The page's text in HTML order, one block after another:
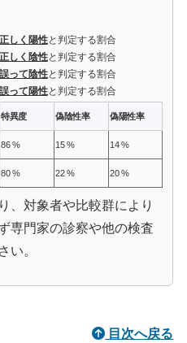
正しく陽性と判定する割合
正しく陰性と判定する割合
誤って陰性と判定する割合
誤って陽性と判定する割合
特異度 偽陰性率 偽陽性率
86 % 15 % 14 %
80 % 22 % 20 %
、対象者や比較群により
専門家の診察や他の検査
い。
目次へ戻る